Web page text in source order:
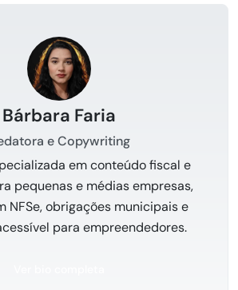
Bárbara Faria
e Copywriting
em conteúdo fiscal e
pequenas e médias empresas,
NFSe, obrigações municipais e
para empreendedores.